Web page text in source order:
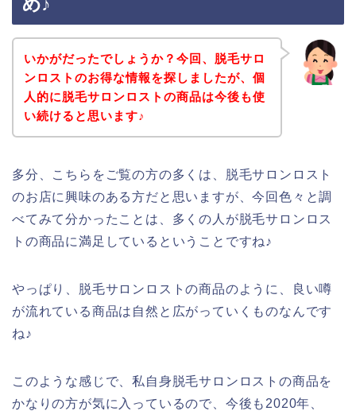
いかがだったでしょうか？今回、脱毛サロ
ンロストのお得な情報を探しましたが、個
人的に脱毛サロンロストの商品は今後も使
い続けると思います♪
多分、こちらをご覧の方の多くは、脱毛サロンロスト
のお店に興味のある方だと思いますが、今回色々と調
べてみて分かったことは、多くの人が脱毛サロンロス
トの商品に満足しているということですね♪
やっぱり、脱毛サロンロストの商品のように、良い噂
が流れている商品は自然と広がっていくものなんです
ね♪
このような感じで、私自身脱毛サロンロストの商品を
かなりの方が気に入っているので、今後も2020年、